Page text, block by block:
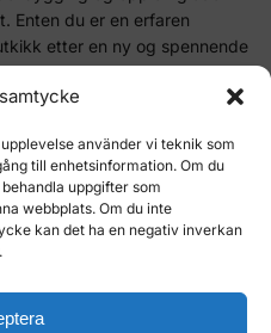
använder vi teknik som
till enhetsinformation. Om du
uppgifter som
webbplats. Om du inte
kan det ha en negativ inverkan
Enten du er en erfaren
etter en ny og spennende
gi deg mange timer
i dag.Kjøp Phantom